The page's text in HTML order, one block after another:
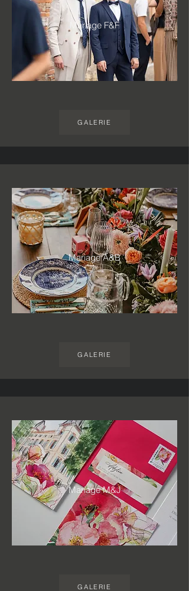
Mariage F&F
GALERIE
Mariage A&B
GALERIE
Mariage M&J
GALERIE